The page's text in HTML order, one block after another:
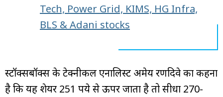
Tech, Power Grid, KIMS, HG Infra,
BLS & Adani stocks
स्टॉक्सबॉक्स के टेक्नीकल एनालिस्ट अमेय रणदिवे का कहना
है कि यह शेयर 251 रुपये से ऊपर जाता है तो सीधा 270-